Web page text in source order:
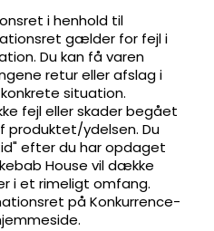
i henhold til
gælder for fejl i
Du kan få varen
retur eller afslag i
situation.
fejl eller skader begået
produktet/ydelsen. Du
efter du har opdaget
House vil dække
i et rimeligt omfang.
på Konkurrence-